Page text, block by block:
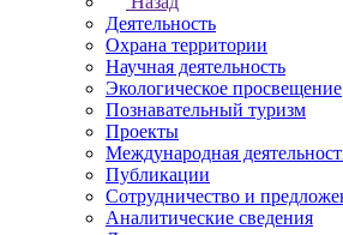
Деятельность
Охрана территории
Научная деятельность
Экологическое просвещение
Познавательный туризм
Проекты
Международная
Публикации
Сотрудничество и
Аналитические сведения